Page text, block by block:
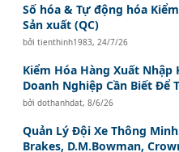
Số hóa & Tự động hóa
Sản xuất (QC)
bởitienthinh1983, 24/7/26
Kiểm Hóa Hàng Xuất
Doanh Nghiệp Cần Biết Để
bởidothanhdat,8/6/26
Quản Lý Đội Xe Thông
Brakes, D.M.Bowman,